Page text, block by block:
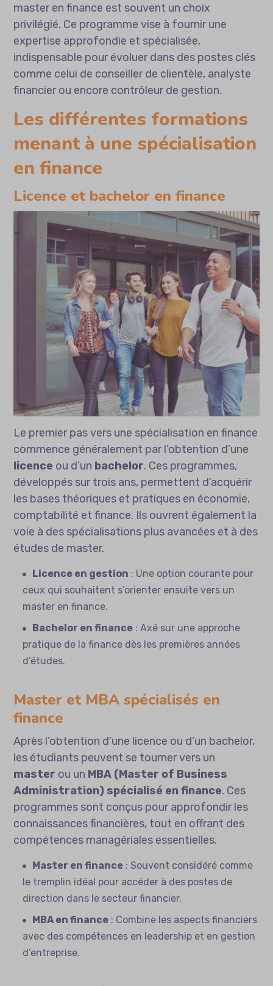
master en finance est souvent un choix
privilégié. Ce programme vise à fournir une
expertise approfondie et spécialisée,
indispensable pour évoluer dans des postes clés
comme celui de conseiller de clientèle, analyste
financier ou encore contrôleur de gestion.
Les différentes formations
menant à une spécialisation
en finance
Licence et bachelor en finance
Le premier pas vers une spécialisation en finance
commence généralement par l’obtention d’une
licence ou d’un bachelor. Ces programmes,
développés sur trois ans, permettent d’acquérir
les bases théoriques et pratiques en économie,
comptabilité et finance. Ils ouvrent également la
voie à des spécialisations plus avancées et à des
études de master.
Licence en gestion : Une option courante pour
ceux qui souhaitent s’orienter ensuite vers un
master en finance.
Bachelor en finance : Axé sur une approche
pratique de la finance dès les premières années
d’études.
Master et MBA spécialisés en
finance
Après l’obtention d’une licence ou d’un bachelor,
les étudiants peuvent se tourner vers un
master ou un MBA (Master of Business
Administration) spécialisé en finance. Ces
programmes sont conçus pour approfondir les
connaissances financières, tout en offrant des
compétences managériales essentielles.
Master en finance : Souvent considéré comme
le tremplin idéal pour accéder à des postes de
direction dans le secteur financier.
MBA en finance : Combine les aspects financiers
avec des compétences en leadership et en gestion
d’entreprise.